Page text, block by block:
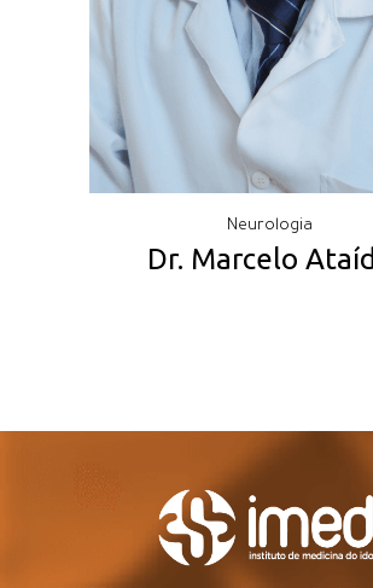
Neurologia
Dr. Marcelo